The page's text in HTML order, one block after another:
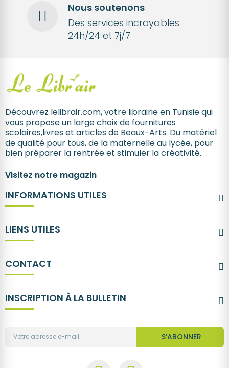
Nous soutenons
Des services incroyables
24h/24 et 7j/7
Découvrez lelibrair.com, votre librairie en Tunisie qui
vous propose un large choix de fournitures
scolaires,livres et articles de Beaux-Arts. Du matériel
de qualité pour tous, de la maternelle au lycée, pour
bien préparer la rentrée et stimuler la créativité.
Visitez notre magazin
INFORMATIONS UTILES
LIENS UTILES
CONTACT
INSCRIPTION À LA BULLETIN
S’ABONNER